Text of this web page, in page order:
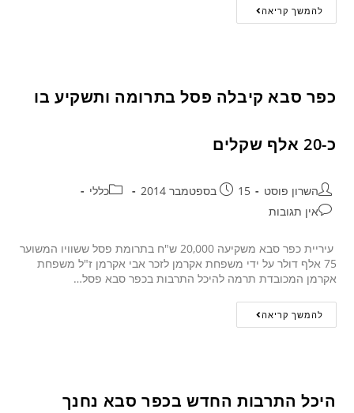
להמשך קריאה
כפר סבא קיבלה פסל בתרומה ותשקיע בו
כ-20 אלף שקלים
השרון פוסט 15 בספטמבר 2014
כללי
אין תגובות
עיריית כפר סבא משקיעה 20,000 ש"ח בתרומת פסל ששוויו המשוער
75 אלף דולר על ידי משפחת אקרמן לזכר אבי אקרמן ז"ל משפחת
אקרמן המכובדת תרמה להיכל התרבות בכפר סבא פסל…
להמשך קריאה
היכל התרבות החדש בכפר סבא נחנך